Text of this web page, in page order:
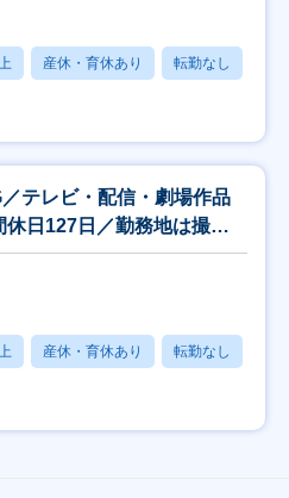
産休・育休あり 転勤なし
テレビ・配信・劇場作品
日127日／勤務地は撮影
産休・育休あり 転勤なし